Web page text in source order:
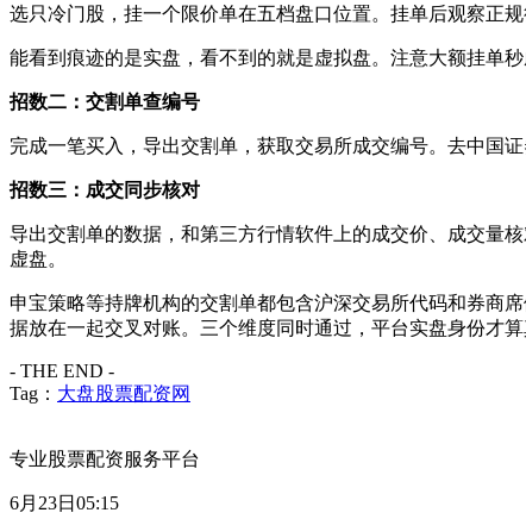
选只冷门股，挂一个限价单在五档盘口位置。挂单后观察正
能看到痕迹的是实盘，看不到的就是虚拟盘。注意大额挂单
招数二：交割单查编号
完成一笔买入，导出交割单，获取交易所成交编号。去中国
招数三：成交同步核对
导出交割单的数据，和第三方行情软件上的成交价、成交量
虚盘。
申宝策略等持牌机构的交割单都包含沪深交易所代码和券商
据放在一起交叉对账。三个维度同时通过，平台实盘身份才算
- THE END -
Tag： 大盘股票配资网
专业股票配资服务平台
6月23日05:15